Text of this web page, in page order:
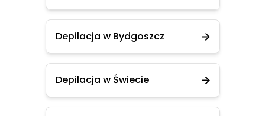
Depilacja w Bydgoszcz
Depilacja w Świecie